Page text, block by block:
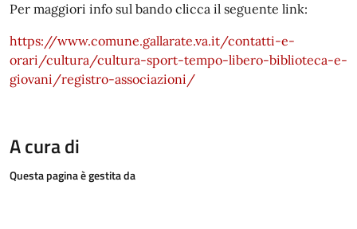
Per maggiori info sul bando clicca il seguente link:
https://www.comune.gallarate.va.it/contatti-e-
orari/cultura/cultura-sport-tempo-libero-biblioteca-e-
giovani/registro-associazioni/
A cura di
Questa pagina è gestita da